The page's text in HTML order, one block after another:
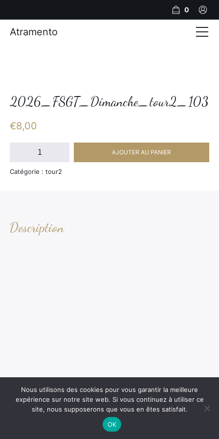
2026_FSGT_Dimanche_tour2_103
€8,00
quantité
2026_FSGT_Dimanche_tour2_103
AJOUTER AU PANIER
Catégorie : tour2
Description
0
Atramento
Photos
Nous utilisons des cookies pour vous garantir la meilleure
expérience sur notre site web. Si vous continuez à utiliser ce
site, nous supposerons que vous en êtes satisfait.
OK